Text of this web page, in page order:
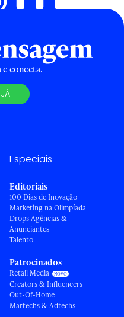
conecta.
Especiais
Editoriais
100 Dias de Inovação
Marketing na Olimpíada
Drops Agências &
Anunciantes
Talento
Patrocinados
Retail Media
Creators & Influencers
Out-Of-Home
Martechs & Adtechs